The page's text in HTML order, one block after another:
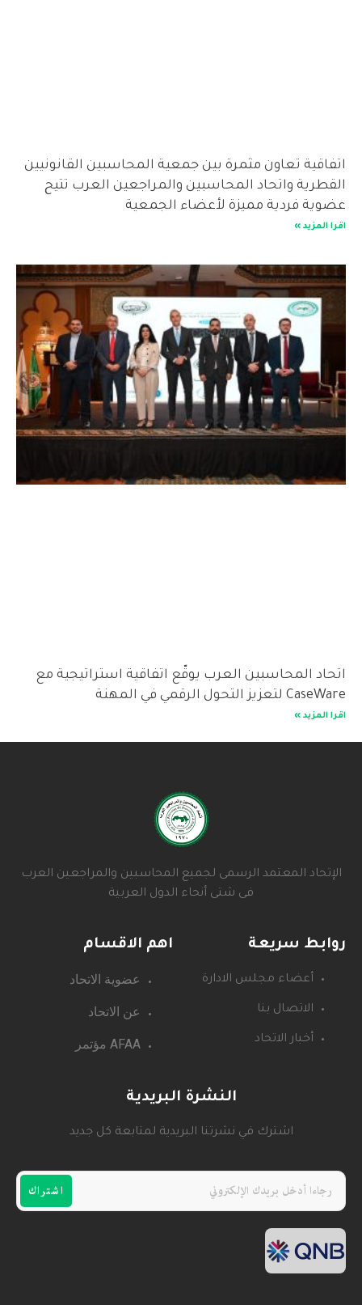
اتفاقية تعاون مثمرة بين جمعية المحاسبين القانونيين
القطرية واتحاد المحاسبين والمراجعين العرب تتيح
عضوية فردية مميزة لأعضاء الجمعية
اقرا المزيد »
اتحاد المحاسبين العرب يوقّع اتفاقية استراتيجية مع
CaseWare لتعزيز التحول الرقمي في المهنة
اقرا المزيد »
الإتحاد المعتمد الرسمى لجميع المحاسبين والمراجعين العرب
فى شتى أنحاء الدول العربية
روابط سريعة
أعضاء مجلس الادارة
الاتصال بنا
أخبار الاتحاد
اهم الاقسام
عضوية الاتحاد
عن الاتحاد
AFAA مؤتمر
النشرة البريدية
اشترك في نشرتنا البريدية لمتابعة كل جديد
اشتراك